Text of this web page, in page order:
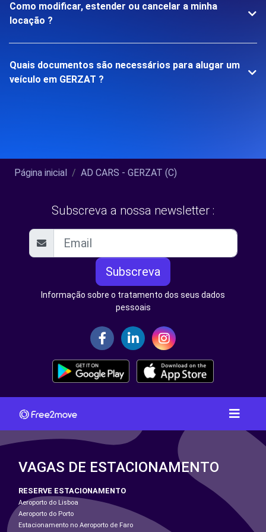
Como modificar, estender ou cancelar a minha
locação ?
Quais documentos são necessários para alugar um
veículo em GERZAT ?
Página inicial AD CARS - GERZAT (C)
Subscreva a nossa newsletter :
Subscreva
Informação sobre o tratamento dos seus dados
pessoais
VAGAS DE ESTACIONAMENTO
RESERVE ESTACIONAMENTO
Aeroporto do Lisboa
Aeroporto do Porto
Estacionamento no Aeroporto de Faro